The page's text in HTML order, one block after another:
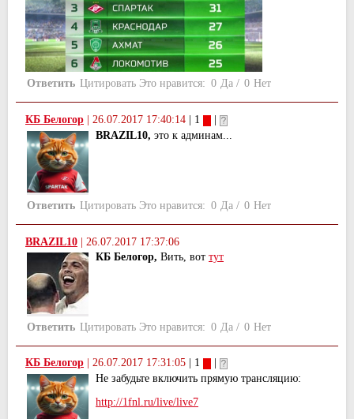
Ответить Цитировать Это нравится: 0 Да / 0 Нет
КБ Белогор 26.07.2017 17:40:14 | 1
BRAZIL10, это к админам...
Ответить Цитировать Это нравится: 0 Да / 0 Нет
BRAZIL10 | 26.07.2017 17:37:06
КБ Белогор, Вить, вот тут
Ответить Цитировать Это нравится: 0 Да / 0 Нет
КБ Белогор 26.07.2017 17:31:05 | 1
Не забудьте включить прямую трансляцию:
http://1fnl.ru/live/live7